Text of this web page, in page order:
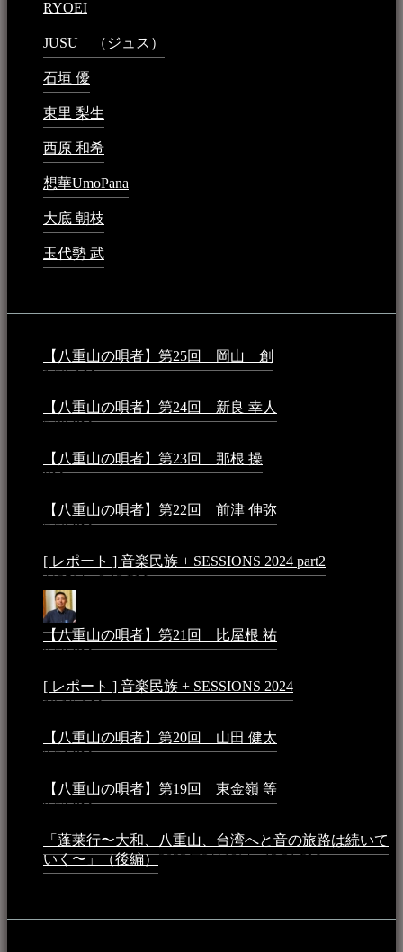
RYOEI
JUSU （ジュス）
石垣 優
東里 梨生
西原 和希
想華UmoPana
大底 朝枝
玉代勢 武
【八重山の唄者】第25回 岡山 創
1:50 AM
【八重山の唄者】第24回 新良 幸人
5:29 PM
【八重山の唄者】第23回 那根 操
PM
【八重山の唄者】第22回 前津 伸弥
7:50 PM
[ レポート ] 音楽民族 + SESSIONS 2024 part2
月25日 - 9:13 PM
【八重山の唄者】第21回 比屋根 祐
8:59 PM
[ レポート ] 音楽民族 + SESSIONS 2024
10:16 AM
【八重山の唄者】第20回 山田 健太
3:54 PM
【八重山の唄者】第19回 東金嶺 等
9:52 PM
「蓬莱行〜大和、八重山、台湾へと音の旅路は続いて
いく〜」（後編）2023年3月18日 - 12:31 PM